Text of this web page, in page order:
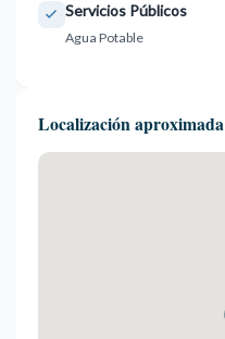
Servicios Públicos
Agua Potable
Localización aproximada